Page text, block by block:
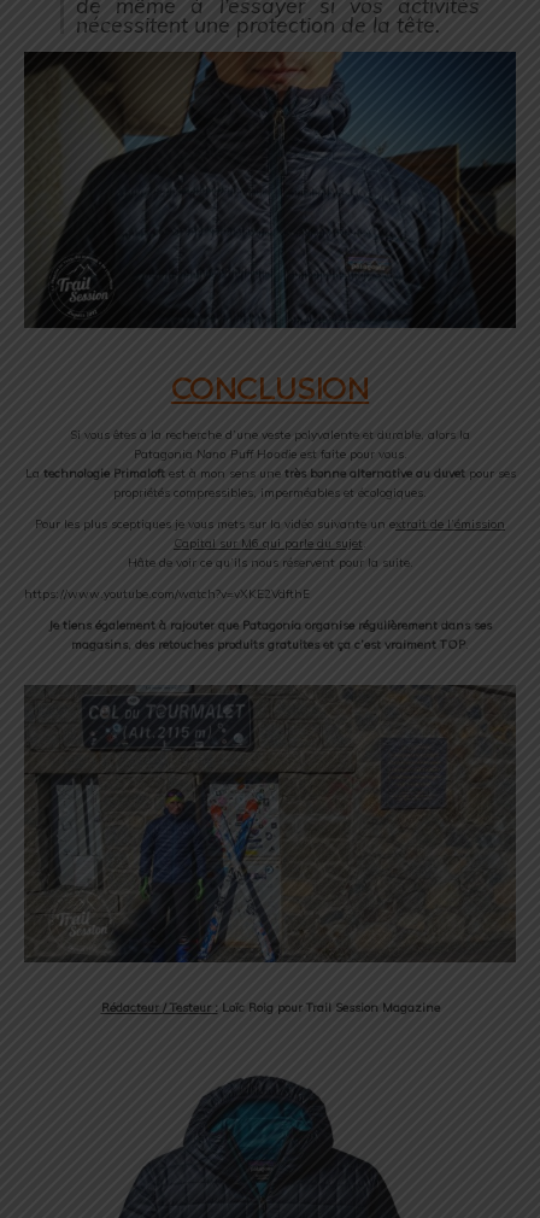
nécessitent une protection de la tête.
CONCLUSION
Si vous êtes à la recherche d’une veste polyvalente et durable, alors la
Patagonia Nano Puff Hoodieest faite pour vous.
La technologie Primaloftest à mon sens une très bonne alternative au duvetpour ses
propriétés compressibles, imperméables et écologiques.
Pour les plus sceptiques je vous mets sur la vidéo suivante un extrait de l’émission
Capital sur M6 qui parle du sujet
Hâte de voir ce qu’ils nous réservent pour la suite.
https://www.youtube.com/watch?v=vXKE2VdfthE
Je tiens également à rajouter que Patagonia organise régulièrement dans ses
magasins, des retouches produits gratuites et ça c’est vraiment TOP
Rédacteur / Testeur : Loïc Roig pour Trail Session Magazine